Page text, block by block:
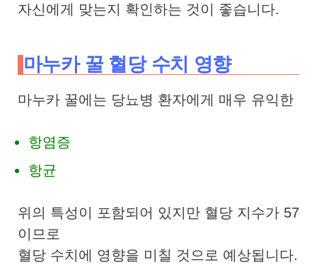
자신에게 맞는지 확인하는 것이 좋습니다.
마누카 꿀 혈당 수치 영향
마누카 꿀에는 당뇨병 환자에게 매우 유익한
항염증
항균
위의 특성이 포함되어 있지만 혈당 지수가 57
이므로
혈당 수치에 영향을 미칠 것으로 예상됩니다.